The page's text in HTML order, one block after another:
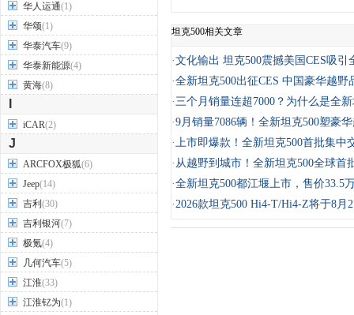
华人运通(1)
华颂(1)
华泰汽车(9)
华泰新能源(4)
黄海(8)
iCAR(2)
J
ARCFOX极狐(6)
Jeep(14)
吉利 (30)
吉利银河(7)
极氪(4)
几何汽车(5)
江淮(33)
江淮钇为(1)
坦克500相关文章
·文化输出 坦克500震撼美国CES吸引
·全新坦克500出征CES 中国豪华越野
·三个月销量连超7000？为什么是全新
·9月销量7086辆！全新坦克500塑豪
·上市即爆款！全新坦克500首批集中
· 从越野到城市！全新坦克500全球首
·全新坦克500都江堰上市，售价33.5
·2026款坦克500 Hi4-T/Hi4-Z将于8月